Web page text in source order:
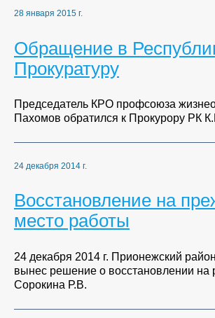
28 января 2015 г.
Обращение в
Прокуратуру
Председатель КРО профсоюза
Пахомов обратился к Прокурору РК
24 декабря 2014 г.
Восстановление на
место работы
24 декабря 2014 г. Прионежский
вынес решение о восстановлении на
Сорокина Р.В.